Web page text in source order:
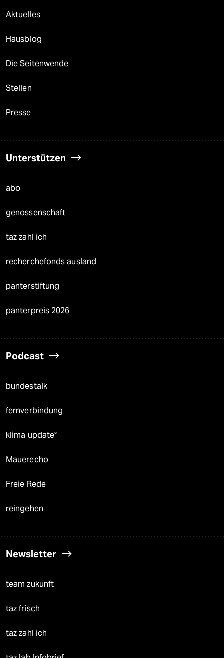
Aktuelles
Hausblog
Die Seitenwende
Stellen
Presse
Unterstützen
abo
genossenschaft
taz zahl ich
recherchefonds ausland
panterstiftung
panterpreis 2026
Podcast
bundestalk
fernverbindung
klima update°
Mauerecho
Freie Rede
reingehen
Newsletter
team zukunft
taz frisch
taz zahl ich